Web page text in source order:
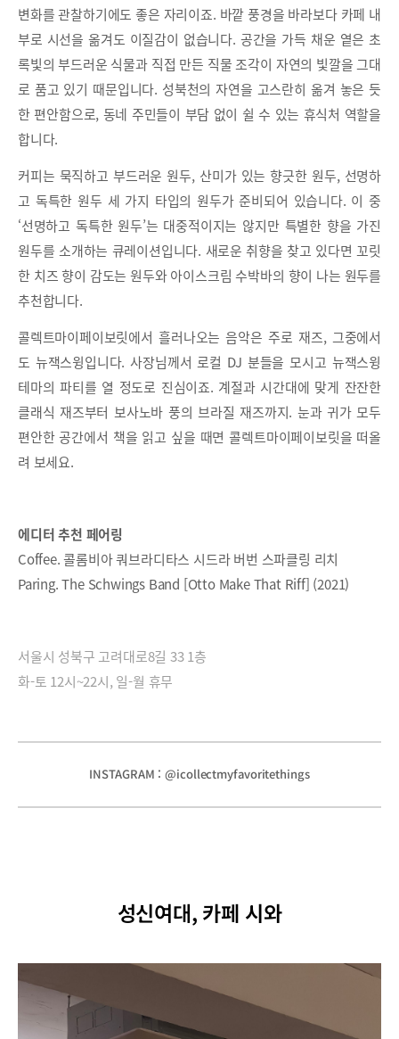
변화를 관찰하기에도 좋은 자리이죠. 바깥 풍경을 바라보다 카페 내
부로 시선을 옮겨도 이질감이 없습니다. 공간을 가득 채운 옅은 초
록빛의 부드러운 식물과 직접 만든 직물 조각이 자연의 빛깔을 그대
로 품고 있기 때문입니다. 성북천의 자연을 고스란히 옮겨 놓은 듯
한 편안함으로, 동네 주민들이 부담 없이 쉴 수 있는 휴식처 역할을
합니다.
커피는 묵직하고 부드러운 원두, 산미가 있는 향긋한 원두, 선명하
고 독특한 원두 세 가지 타입의 원두가 준비되어 있습니다. 이 중
‘선명하고 독특한 원두’는 대중적이지는 않지만 특별한 향을 가진
원두를 소개하는 큐레이션입니다. 새로운 취향을 찾고 있다면 꼬릿
한 치즈 향이 감도는 원두와 아이스크림 수박바의 향이 나는 원두를
추천합니다.
콜렉트마이페이보릿에서 흘러나오는 음악은 주로 재즈, 그중에서
도 뉴잭스윙입니다. 사장님께서 로컬 DJ 분들을 모시고 뉴잭스윙
테마의 파티를 열 정도로 진심이죠. 계절과 시간대에 맞게 잔잔한
클래식 재즈부터 보사노바 풍의 브라질 재즈까지. 눈과 귀가 모두
편안한 공간에서 책을 읽고 싶을 때면 콜렉트마이페이보릿을 떠올
려 보세요.
에디터 추천 페어링
Coffee. 콜롬비아 쿼브라디타스 시드라 버번 스파클링 리치
Paring. The Schwings Band [Otto Make That Riff] (2021)
서울시 성북구 고려대로8길 33 1층
화-토 12시~22시, 일-월 휴무
INSTAGRAM : @icollectmyfavoritethings
성신여대, 카페 시와